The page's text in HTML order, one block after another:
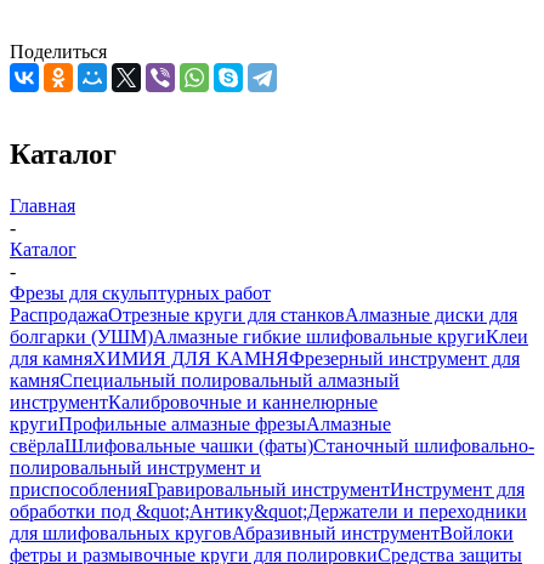
Поделиться
Каталог
Главная
-
Каталог
-
Фрезы для скульптурных работ
РаспродажаОтрезные круги для станковАлмазные диски для
болгарки (УШМ)Алмазные гибкие шлифовальные кругиКлеи
для камняХИМИЯ ДЛЯ КАМНЯФрезерный инструмент для
камняСпециальный полировальный алмазный
инструментКалибровочные и каннелюрные
кругиПрофильные алмазные фрезыАлмазные
свёрлаШлифовальные чашки (фаты)Станочный шлифовально-
полировальный инструмент и
приспособленияГравировальный инструментИнструмент для
обработки под &quot;Антику&quot;Держатели и переходники
для шлифовальных круговАбразивный инструментВойлоки
фетры и размывочные круги для полировкиСредства защиты